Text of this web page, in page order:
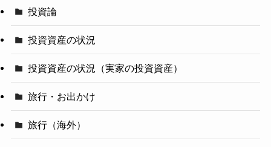
投資論
投資資産の状況
投資資産の状況（実家の投資資産）
旅行・お出かけ
旅行（海外）